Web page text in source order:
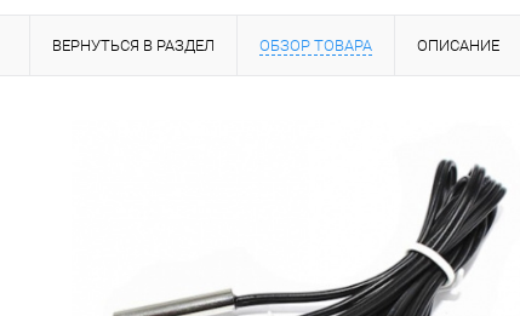
ВЕРНУТЬСЯ В РАЗДЕЛ ОБЗОР ТОВАРА ОПИСАНИЕ